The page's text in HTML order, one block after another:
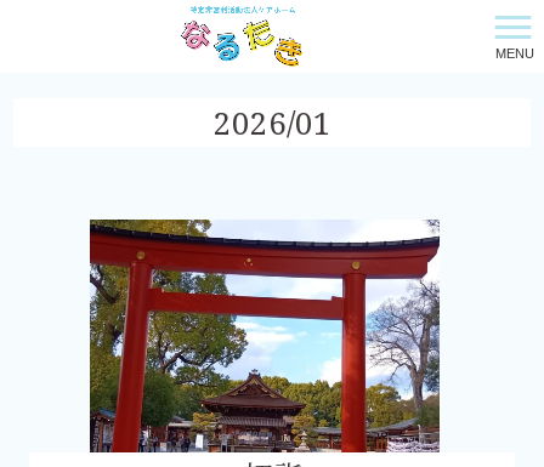
MENU
特定非営利活動法人ケアホーム・なるたき HOME
2026/01